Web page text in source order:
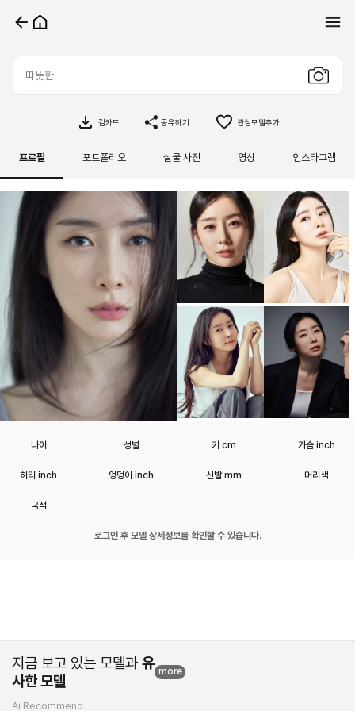
컴카드 공유하기 관심모델추가
프로필 포트폴리오 실물 사진 영상 인스타그램
나이 성별 키 cm 가슴 inch
허리 inch 엉덩이 inch 신발 mm 머리색
국적
로그인 후 모델 상세정보를 확인할 수 있습니다.
지금 보고 있는 모델과 유
사한 모델
more
Ai Recommend